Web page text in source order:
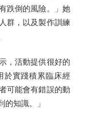
跌倒的風險。」她
群，以及製作訓練
活動提供很好的
於實踐積累臨床經
可能會有錯誤的動
的知識。」